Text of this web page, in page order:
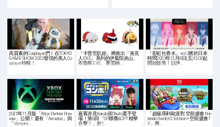
高質素的Cosplayer們！在TOKYO
GAME SHOW 2022發現的美人Co
splayer特輯！
「卡普空趴娃」將推出「洛克
人EXE」系列的伊集院炎山、
布魯斯.EXE、賽雷納…
「彩虹社香水」vol.3將於日本
時間2023年12月8日(五)12:00起
開始販售！以伊…
2025年11月版「Xbox Partner Prev
iew」公開！還有「Armatus」與
「Vampire …
嘉賓赤見Karubi與Shuto選手登
場！第6回「SF聯賽&CPT 精華
合擊！」於1…
「超級瑪利歐派對 空前盛會 Nin
tendo Switch 2 Edition + 空前盛會T
V」將…